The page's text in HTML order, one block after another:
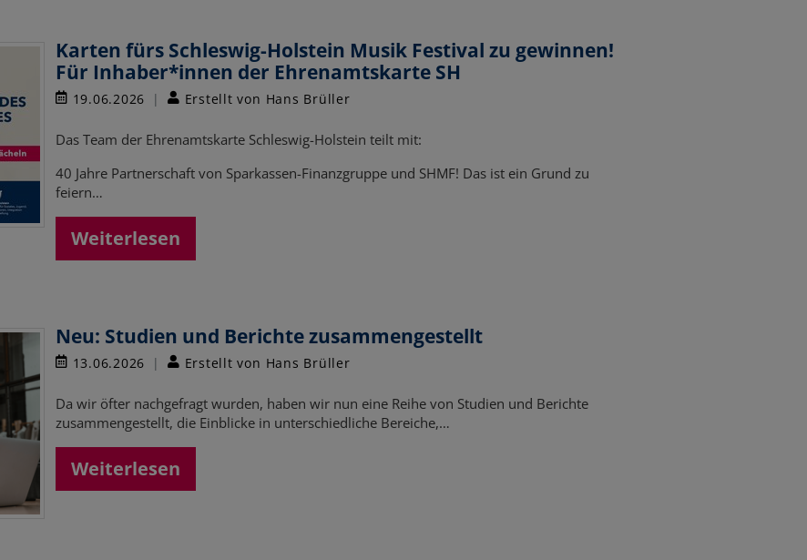
Karten fürs Schleswig-Holstein Musik Festival zu gewinnen!
Für Inhaber*innen der Ehrenamtskarte SH
19.06.2026 Erstellt von Hans Brüller
Das Team der Ehrenamtskarte Schleswig-Holstein teilt mit:
40 Jahre Partnerschaft von Sparkassen-Finanzgruppe und SHMF! Das ist ein Grund zu
feiern…
Weiterlesen
Neu: Studien und Berichte zusammengestellt
13.06.2026 Erstellt von Hans Brüller
Da wir öfter nachgefragt wurden, haben wir nun eine Reihe von Studien und Berichte
zusammengestellt, die Einblicke in unterschiedliche Bereiche,…
Weiterlesen